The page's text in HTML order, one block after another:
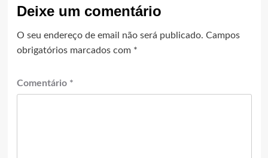
Deixe um comentário
O seu endereço de email não será publicado. Campos
obrigatórios marcados com *
Comentário *